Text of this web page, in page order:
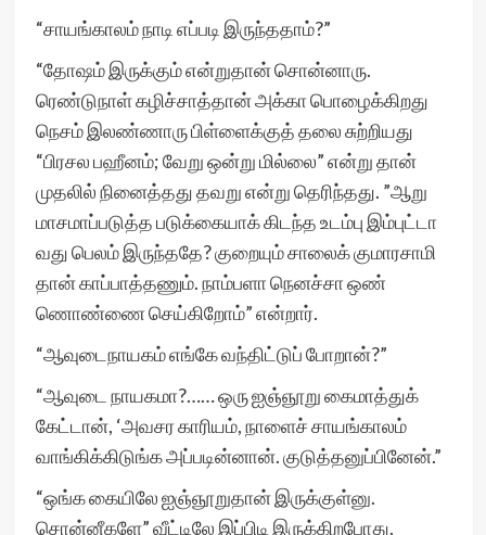
“சாயங்காலம் நாடி எப்படி இருந்ததாம்?”
“தோஷம் இருக்கும் என்றுதான் சொன்னாரு.
ரெண்டுநாள் கழிச்சாத்தான் அக்கா பொழைக்கிறது
நெசம் இலண்ணாரு பிள்ளைக்குத் தலை சுற்றியது
“பிரசல பஹீனம்; வேறு ஒன்று மில்லை” என்று தான்
முதலில் நினைத்தது தவறு என்று தெரிந்தது. ”ஆறு
மாசமாப்படுத்த படுக்கையாக் கிடந்த உடம்பு இம்புட்டா
வது பெலம் இருந்ததே? குறையும் சாலைக் குமாரசாமி
தான் காப்பாத்தணும். நாம்பளா நெனச்சா ஒண்
ணொண்ணை செய்கிறோம்” என்றார்.
“ஆவுடைநாயகம் எங்கே வந்திட்டுப் போறான்?”
“ஆவுடை நாயகமா?…… ஒரு ஐஞ்ஞூறு கைமாத்துக்
கேட்டான், ‘அவசர காரியம், நாளைச் சாயங்காலம்
வாங்கிக்கிடுங்க அப்படின்னான். குடுத்தனுப்பினேன்.”
“ஒங்க கையிலே ஐஞ்ஞூறுதான் இருக்குள்னு.
சொன்னீகளே” வீட்டிலே இப்பிடி இருக்கிறபோது.